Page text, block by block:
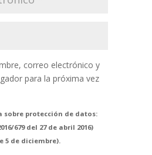
correo electrónico y
para la próxima vez
sobre protección de datos:
679 del 27 de abril 2016)
5 de diciembre).